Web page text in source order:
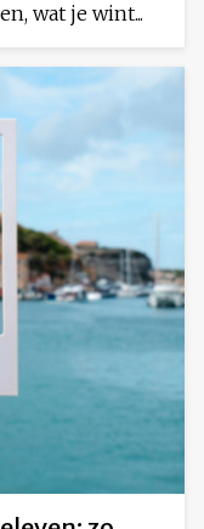
wat je wint...